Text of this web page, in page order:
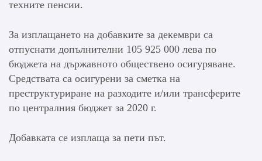
техните пенсии.
За изплащането на добавките за декември са
отпуснати допълнителни 105 925 000 лева по
бюджета на държавното обществено осигуряване.
Средствата са осигурени за сметка на
преструктуриране на разходите и/или трансферите
по централния бюджет за 2020 г.
Добавката се изплаща за пети път.